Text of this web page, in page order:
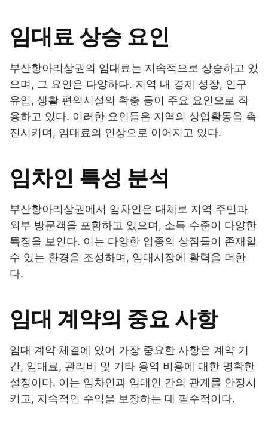
임대료 상승 요인
부산항아리상권의 임대료는 지속적으로 상승하고 있
으며, 그 요인은 다양하다. 지역 내 경제 성장, 인구
유입, 생활 편의시설의 확충 등이 주요 요인으로 작
용하고 있다. 이러한 요인들은 지역의 상업활동을 촉
진시키며, 임대료의 인상으로 이어지고 있다.
임차인 특성 분석
부산항아리상권에서 임차인은 대체로 지역 주민과
외부 방문객을 포함하고 있으며, 소득 수준이 다양한
특징을 보인다. 이는 다양한 업종의 상점들이 존재할
수 있는 환경을 조성하며, 임대시장에 활력을 더한
다.
임대 계약의 중요 사항
임대 계약 체결에 있어 가장 중요한 사항은 계약 기
간, 임대료, 관리비 및 기타 용역 비용에 대한 명확한
설정이다. 이는 임차인과 임대인 간의 관계를 안정시
키고, 지속적인 수익을 보장하는 데 필수적이다.